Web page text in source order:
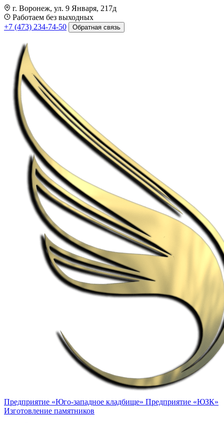
г. Воронеж, ул. 9 Января, 217д
Работаем без выходных
+7 (473) 234-74-50
Обратная связь
Предприятие «Юго-западное кладбище» Предприятие «ЮЗК»
Изготовление памятников